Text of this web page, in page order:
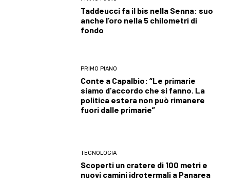
Taddeucci fa il bis nella Senna: suo
anche l’oro nella 5 chilometri di
fondo
PRIMO PIANO
Conte a Capalbio: “Le primarie
siamo d’accordo che si fanno. La
politica estera non può rimanere
fuori dalle primarie”
TECNOLOGIA
Scoperti un cratere di 100 metri e
nuovi camini idrotermali a Panarea